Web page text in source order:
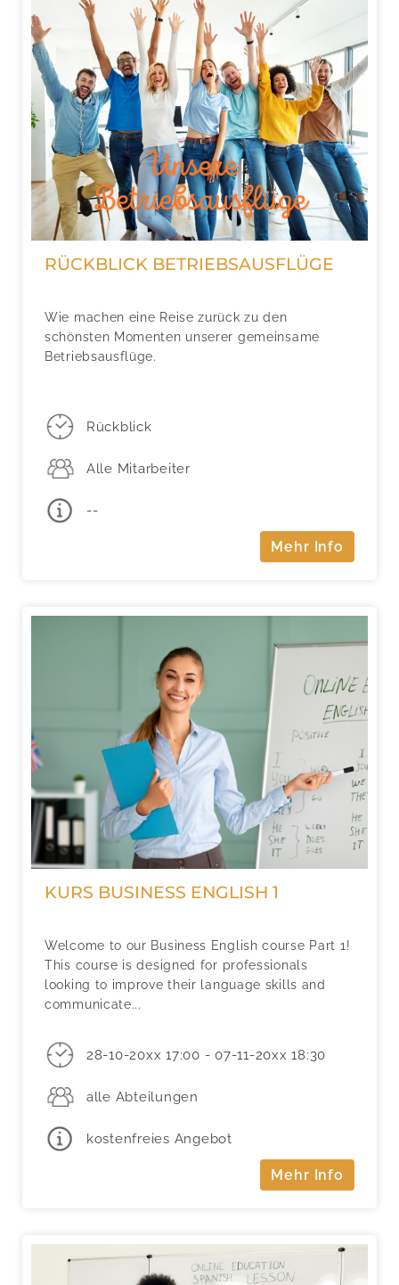
RÜCKBLICK BETRIEBSAUSFLÜGE
Wie machen eine Reise zurück zu den
schönsten Momenten unserer gemeinsame
Betriebsausflüge.
Rückblick
Alle Mitarbeiter
--
Mehr Info
KURS BUSINESS ENGLISH 1
Welcome to our Business English course Part 1!
This course is designed for professionals
looking to improve their language skills and
communicate...
28-10-20xx 17:00 - 07-11-20xx 18:30
alle Abteilungen
kostenfreies Angebot
Mehr Info